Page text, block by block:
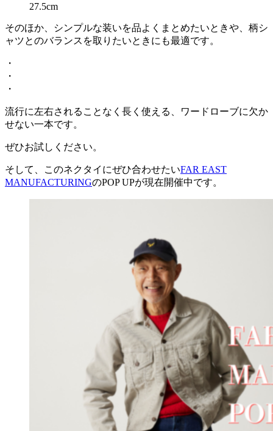
27.5cm
そのほか、シンプルな装いを品よくまとめたいときや、柄シ
ャツとのバランスを取りたいときにも最適です。
・
・
・
流行に左右されることなく長く使える、ワードローブに欠か
せない一本です。
ぜひお試しください。
そして、このネクタイにぜひ合わせたいFAR EAST
MANUFACTURINGのPOP UPが現在開催中です。